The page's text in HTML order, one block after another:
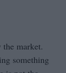
the market.
something